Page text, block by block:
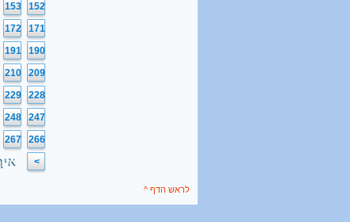
152
153
171
172
190
191
209
210
228
229
247
248
266
267
>
לראש הדף ^